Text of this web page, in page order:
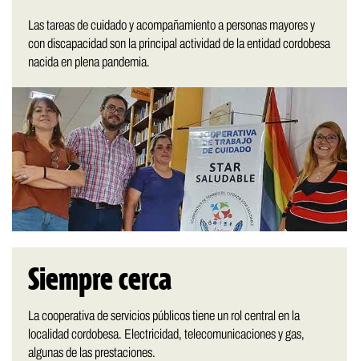
Las tareas de cuidado y acompañamiento a personas mayores y
con discapacidad son la principal actividad de la entidad cordobesa
nacida en plena pandemia.
Siempre cerca
La cooperativa de servicios públicos tiene un rol central en la
localidad cordobesa. Electricidad, telecomunicaciones y gas,
algunas de las prestaciones.